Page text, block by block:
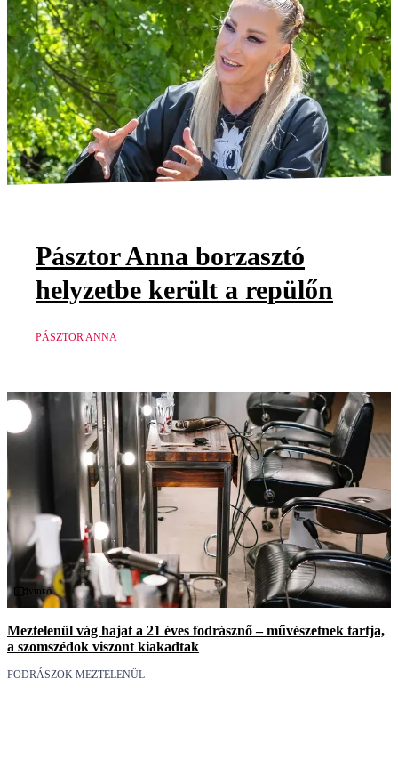
Pásztor Anna borzasztó
helyzetbe került a repülőn
PÁSZTOR ANNA
Videó
Meztelenül vág hajat a 21 éves fodrásznő – művészetnek tartja,
a szomszédok viszont kiakadtak
FODRÁSZOK MEZTELENÜL